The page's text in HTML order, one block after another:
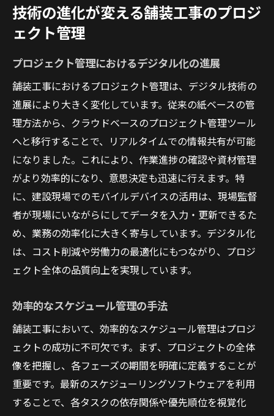
技術の進化が変える舗装工事のプロジ
ェクト管理
プロジェクト管理におけるデジタル化の進展
舗装工事におけるプロジェクト管理は、デジタル技術の
進展により大きく変化しています。従来の紙ベースの管
理方法から、クラウドベースのプロジェクト管理ツール
へと移行することで、リアルタイムでの情報共有が可能
になりました。これにより、作業進捗の確認や資材管理
がより効率的になり、意思決定も迅速に行えます。特
に、建設現場でのモバイルデバイスの活用は、現場監督
者が現場にいながらにしてデータを入力・更新できるた
め、業務の効率化に大きく寄与しています。デジタル化
は、コスト削減や労働力の最適化にもつながり、プロジ
ェクト全体の品質向上を実現しています。
効率的なスケジュール管理の手法
舗装工事において、効率的なスケジュール管理はプロジ
ェクトの成功に不可欠です。まず、プロジェクトの全体
像を把握し、各フェーズの期間を明確に定義することが
重要です。最新のスケジューリングソフトウェアを利用
することで、各タスクの依存関係や優先順位を視覚化